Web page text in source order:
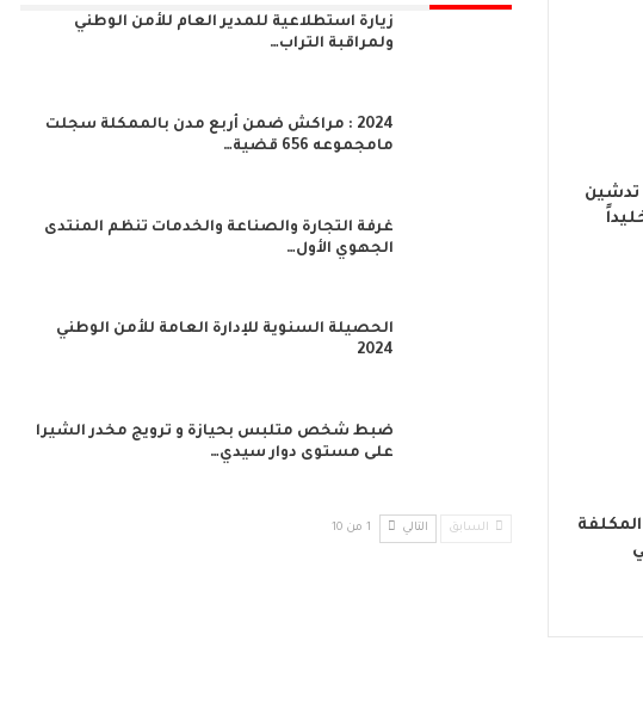
زيارة استطلاعية للمدير العام للأمن الوطني
ولمراقبة التراب…
2024 : مراكش ضمن أربع مدن بالممكلة سجلت
مامجموعه 656 قضية…
غرفة التجارة والصناعة والخدمات تنظم المنتدى
الجهوي الأول…
الحصيلة السنوية للإدارة العامة للأمن الوطني
2024
ضبط شخص متلبس بحيازة و ترويج مخدر الشيرا
على مستوى دوار سيدي…
السابق التالي 1 من 10